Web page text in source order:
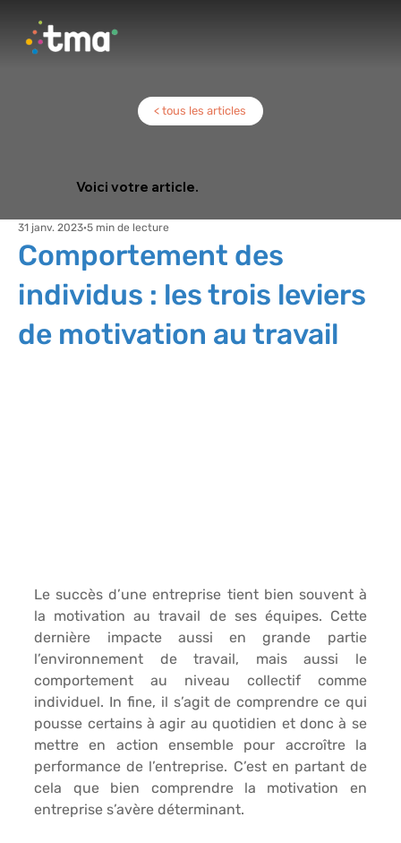
Voici votre article.
< tous les articles
Comportement des
individus : les trois leviers
de motivation au travail
31 janv. 2023 5 min de lecture
Le succès d’une entreprise tient bien souvent à
la motivation au travail de ses équipes. Cette
dernière impacte aussi en grande partie
l’environnement de travail
, mais aussi le
comportement au niveau collectif comme
individuel. In fine, il s’agit de comprendre ce qui
pousse certains à agir au quotidien et donc à se
performance de l’entreprise. C’est en partant de
cela que bien comprendre la motivation en
entreprise s’avère déterminant.